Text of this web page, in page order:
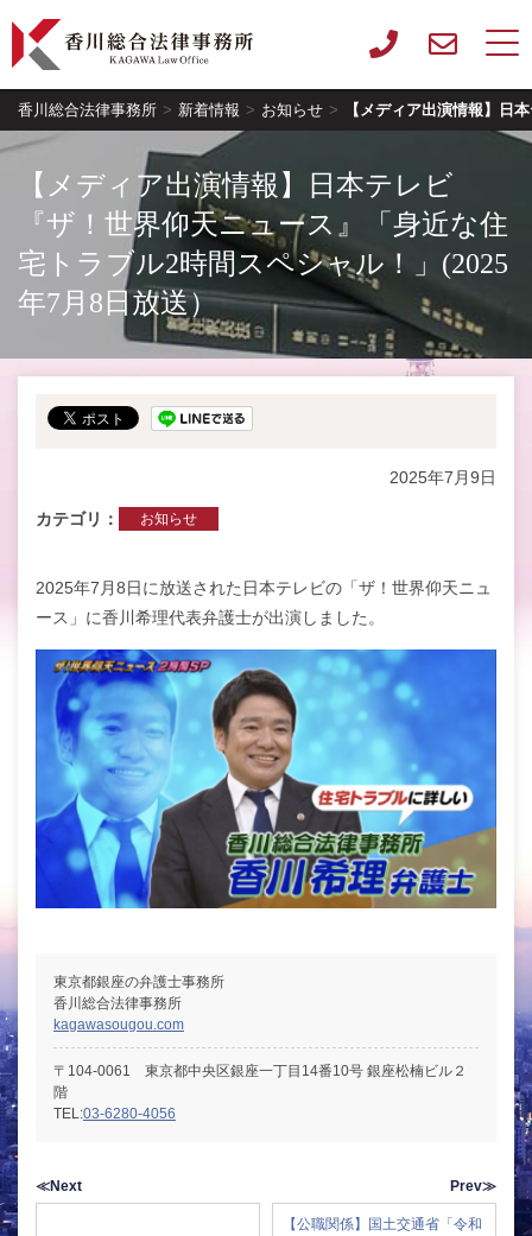
香川総合法律事務所 > 新着情報 > お知らせ > 【メディア出演情報】日
【メディア出演情報】日本テレビ
『ザ！世界仰天ニュース』「身近な住
宅トラブル2時間スペシャル！」(2025
年7月8日放送）
2025年7月9日
カテゴリ お知らせ
2025年7月8日に放送された日本テレビの「ザ！世界仰天ニュ
ース」に香川希理代表弁護士が出演しました。
東京都銀座の弁護士事務所
香川総合法律事務所
kagawasougou.com
〒104-0061 東京都中央区銀座一丁目14番10号 銀座松楠ビル２
階
TEL:03-6280-4056
≪Next Prev≫
【公職関係】国土交通省「令和